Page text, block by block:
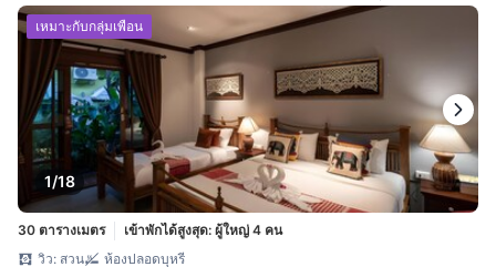
1/18
เหมาะกับกลุ่มเพื่อน
30 ตารางเมตร
เข้าพักได้สูงสุด: ผู้ใหญ่ 4 คน
วิว: สวน
ห้องปลอดบุหรี่